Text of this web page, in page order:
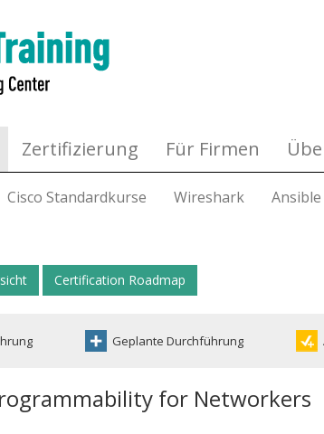
Zertifizierung Für Firmen
Cisco Standardkurse Wireshark Ansible
Certification Roadmap
Geplante Durchführung
for Networkers